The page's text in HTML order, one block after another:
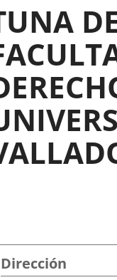
Dirección